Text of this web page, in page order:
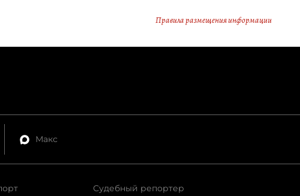
Правила размещения информации
Макс
Судебный репортер